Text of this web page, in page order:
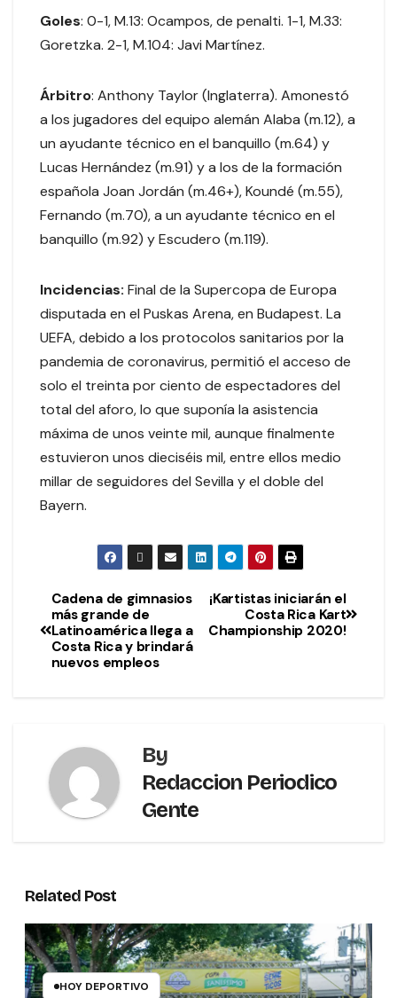
Goles: 0-1, M.13: Ocampos, de penalti. 1-1, M.33:
Goretzka. 2-1, M.104: Javi Martínez.
Árbitro: Anthony Taylor (Inglaterra). Amonestó
a los jugadores del equipo alemán Alaba (m.12), a
un ayudante técnico en el banquillo (m.64) y
Lucas Hernández (m.91) y a los de la formación
española Joan Jordán (m.46+), Koundé (m.55),
Fernando (m.70), a un ayudante técnico en el
banquillo (m.92) y Escudero (m.119).
Incidencias: Final de la Supercopa de Europa
disputada en el Puskas Arena, en Budapest. La
UEFA, debido a los protocolos sanitarios por la
pandemia de coronavirus, permitió el acceso de
solo el treinta por ciento de espectadores del
total del aforo, lo que suponía la asistencia
máxima de unos veinte mil, aunque finalmente
estuvieron unos dieciséis mil, entre ellos medio
millar de seguidores del Sevilla y el doble del
Bayern.
¡Kartistas iniciarán el
Costa Rica Kart
Championship 2020!
Cadena de gimnasios
más grande de
Latinoamérica llega a
Costa Rica y brindará
nuevos empleos
By
Redaccion Periodico
Gente
Related Post
HOY DEPORTIVO